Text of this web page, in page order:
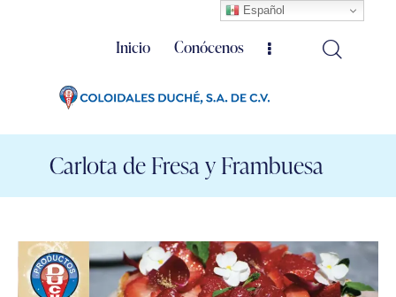
Inicio Conócenos
Carlota de Fresa y Frambuesa
Español